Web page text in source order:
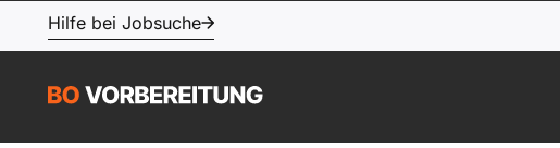
Hilfe bei Jobsuche